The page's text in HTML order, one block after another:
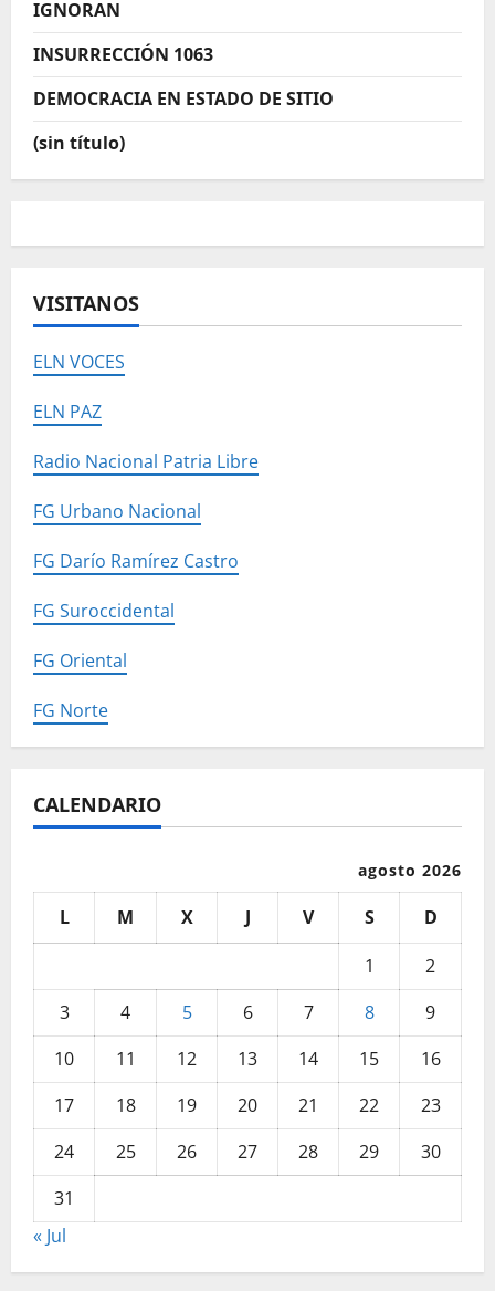
IGNORAN
INSURRECCIÓN 1063
DEMOCRACIA EN ESTADO DE SITIO
(sin título)
VISITANOS
ELN VOCES
ELN PAZ
Radio Nacional Patria Libre
FG Urbano Nacional
FG Darío Ramírez Castro
FG Suroccidental
FG Oriental
FG Norte
CALENDARIO
agosto 2026
L M X J V S
D
1
2
3
4 5 6 7 8
9
10
11 12 13 14 15
16
17
18 19 20 21 22
23
24
25 26 27 28 29
30
31
« Jul